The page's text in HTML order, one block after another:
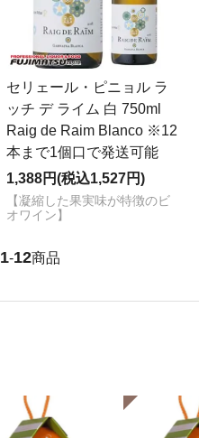
セリェール・ピニョル ラ
ッチ デ ライム 白 750ml
Raig de Raim Blanco ※12
本まで1個口で発送可能
1,388円(税込1,527円)
【凝縮した果実味が特徴のビ
オワイン】
1-12商品